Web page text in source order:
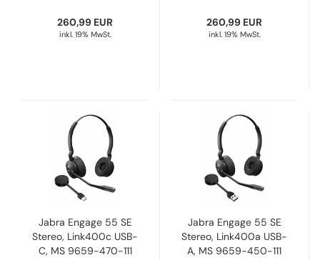
260,99 EUR
inkl. 19% MwSt.
260,99 EUR
inkl. 19% MwSt.
Jabra Engage 55 SE
Stereo, Link400c USB-
C, MS 9659-470-111
Jabra Engage 55 SE
Stereo, Link400a USB-
A, MS 9659-450-111